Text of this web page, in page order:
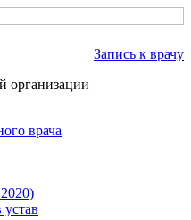
Запись к врачу
организации
врача